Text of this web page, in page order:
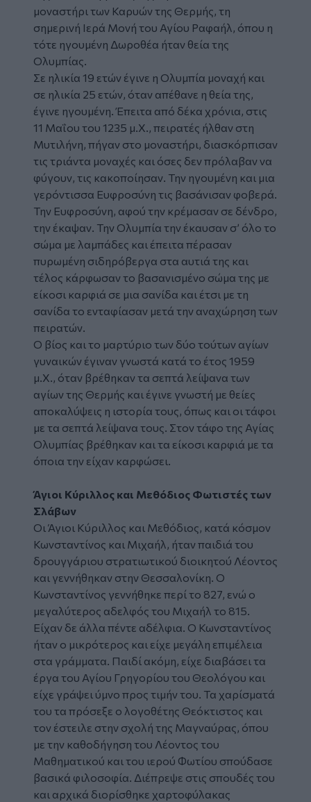
μοναστήρι των Καρυών της Θερμής, τη
σημερινή Ιερά Μονή του Αγίου Ραφαήλ, όπου η
τότε ηγουμένη Δωροθέα ήταν θεία της
Ολυμπίας.
Σε ηλικία 19 ετών έγινε η Ολυμπία μοναχή και
σε ηλικία 25 ετών, όταν απέθανε η θεία της,
έγινε ηγουμένη. Έπειτα από δέκα χρόνια, στις
11 Μαΐου του 1235 μ.Χ., πειρατές ήλθαν στη
Μυτιλήνη, πήγαν στο μοναστήρι, διασκόρπισαν
τις τριάντα μοναχές και όσες δεν πρόλαβαν να
φύγουν, τις κακοποίησαν. Την ηγουμένη και μια
γερόντισσα Ευφροσύνη τις βασάνισαν φοβερά.
Την Ευφροσύνη, αφού την κρέμασαν σε δένδρο,
την έκαψαν. Την Ολυμπία την έκαυσαν σ’ όλο το
σώμα με λαμπάδες και έπειτα πέρασαν
πυρωμένη σιδηρόβεργα στα αυτιά της και
τέλος κάρφωσαν το βασανισμένο σώμα της με
είκοσι καρφιά σε μια σανίδα και έτσι με τη
σανίδα το ενταφίασαν μετά την αναχώρηση των
πειρατών.
Ο βίος και το μαρτύριο των δύο τούτων αγίων
γυναικών έγιναν γνωστά κατά το έτος 1959
μ.Χ., όταν βρέθηκαν τα σεπτά λείψανα των
αγίων της Θερμής και έγινε γνωστή με θείες
αποκαλύψεις η ιστορία τους, όπως και οι τάφοι
με τα σεπτά λείψανα τους. Στον τάφο της Αγίας
Ολυμπίας βρέθηκαν και τα είκοσι καρφιά με τα
όποια την είχαν καρφώσει.
Άγιοι Κύριλλος και Μεθόδιος Φωτιστές των
Σλάβων
Οι Άγιοι Κύριλλος και Μεθόδιος, κατά κόσμον
Κωνσταντίνος και Μιχαήλ, ήταν παιδιά του
δρουγγάριου στρατιωτικού διοικητού Λέοντος
και γεννήθηκαν στην Θεσσαλονίκη. Ο
Κωνσταντίνος γεννήθηκε περί το 827, ενώ ο
μεγαλύτερος αδελφός του Μιχαήλ το 815.
Είχαν δε άλλα πέντε αδέλφια. Ο Κωνσταντίνος
ήταν ο μικρότερος και είχε μεγάλη επιμέλεια
στα γράμματα. Παιδί ακόμη, είχε διαβάσει τα
έργα του Αγίου Γρηγορίου του Θεολόγου και
είχε γράψει ύμνο προς τιμήν του. Τα χαρίσματά
του τα πρόσεξε ο λογοθέτης Θεόκτιστος και
τον έστειλε στην σχολή της Μαγναύρας, όπου
με την καθοδήγηση του Λέοντος του
Μαθηματικού και του ιερού Φωτίου σπούδασε
βασικά φιλοσοφία. Διέπρεψε στις σπουδές του
και αρχικά διορίσθηκε χαρτοφύλακας